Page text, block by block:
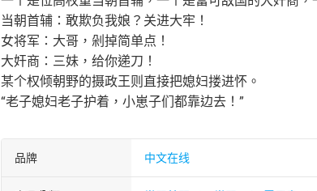
当朝首辅：敢欺负我娘？关进大牢！
女将军：大哥，剁掉简单点！
大奸商：三妹，给你递刀！
某个权倾朝野的摄政王则直接把媳妇搂进怀。
“老子媳妇老子护着，小崽子们都靠边去！”
品牌 中文在线